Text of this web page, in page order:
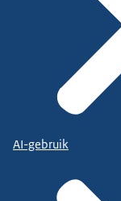
AI-gebruik